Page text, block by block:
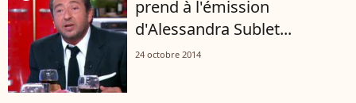
prend à l'émission
d'Alessandra Sublet...
24 octobre 2014